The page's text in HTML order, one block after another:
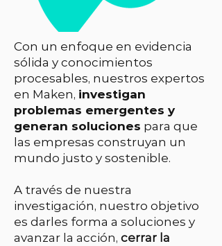
Con un enfoque en evidencia
sólida y conocimientos
procesables, nuestros expertos
en Maken, investigan
problemas emergentes y
generan soluciones para que
las empresas construyan un
mundo justo y sostenible.
A través de nuestra
investigación, nuestro objetivo
es darles forma a soluciones y
avanzar la acción, cerrar la